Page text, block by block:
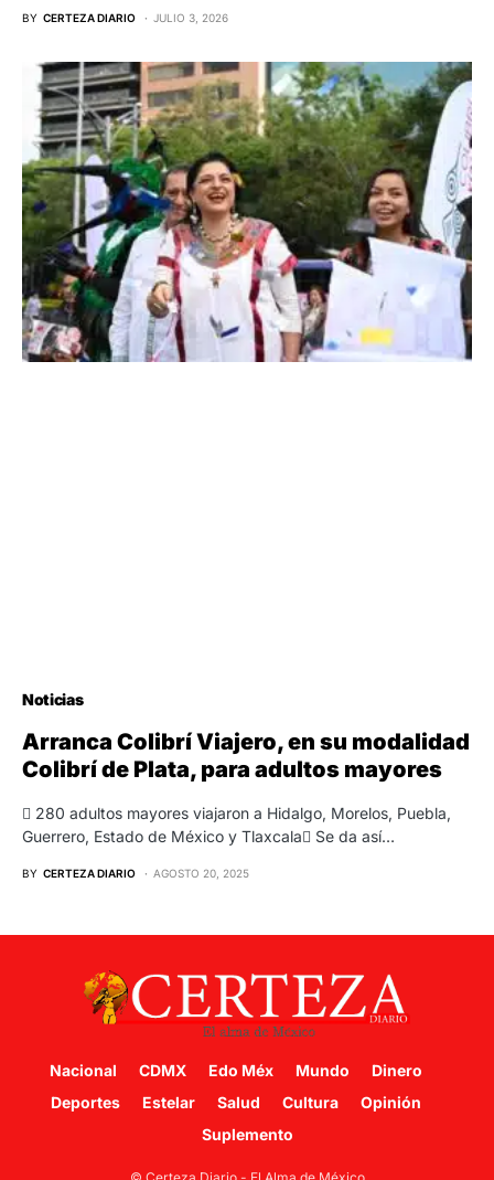
BY CERTEZA DIARIO JULIO 3, 2026
Noticias
Arranca Colibrí Viajero, en su modalidad
Colibrí de Plata, para adultos mayores
 280 adultos mayores viajaron a Hidalgo, Morelos, Puebla,
Guerrero, Estado de México y Tlaxcala Se da así…
BY CERTEZA DIARIO AGOSTO 20, 2025
Nacional CDMX Edo Méx Mundo
Dinero
Deportes
Estelar Salud Cultura
Opinión
Suplemento